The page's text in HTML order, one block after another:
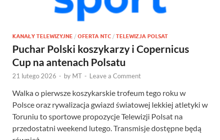
KANAŁY TELEWIZYJNE / OFERTA NTC / TELEWIZJA POLSAT
Puchar Polski koszykarzy i Copernicus
Cup na antenach Polsatu
21 lutego 2026 - by MT - Leave a Comment
Walka o pierwsze koszykarskie trofeum tego roku w
Polsce oraz rywalizacja gwiazd światowej lekkiej atletyki w
Toruniu to sportowe propozycje Telewizji Polsat na
przedostatni weekend lutego. Transmisje dostępne będą